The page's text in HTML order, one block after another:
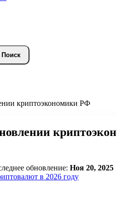
криптоэкономики РФ
обновление: Ноя 20, 2025